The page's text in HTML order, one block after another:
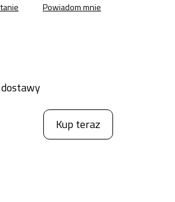
Kup teraz
Powiadom mnie